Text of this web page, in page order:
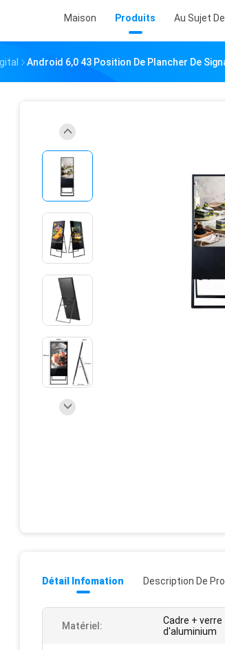
Maison Produits Au Sujet
Android 6,0 43 Position De Plancher De
Détail Infomation Description De
Matériel:
Cadre +
d'aluminium